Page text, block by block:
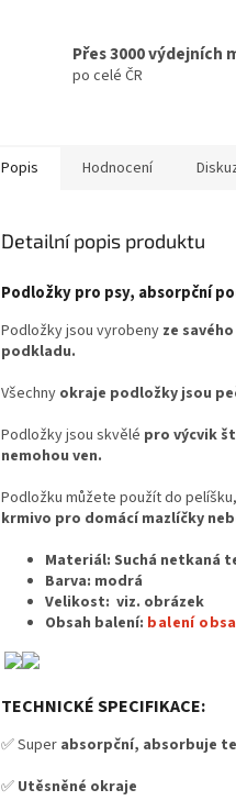
Přes 3000 výdejních
po celé ČR
Popis Hodnocení
Detailní popis produktu
Podložky pro psy, absorpční
Podložky jsou vyrobeny ze
podkladu.
Všechny okraje podložky jsou
Podložky jsou skvělé pro výcvik
nemohou ven.
Podložku můžete použít do
krmivo pro domácí mazlíčky
Materiál: Suchá netkaná
Barva: modrá
Velikost: viz. obrázek
Obsah balení: balení
TECHNICKÉ SPECIFIKACE:
✅ Super absorpční, absorbuje
✅ Utěsněné okraje